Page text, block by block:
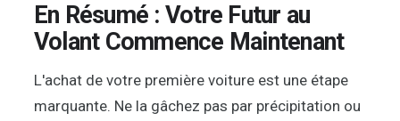
En Résumé : Votre Futur au
Volant Commence Maintenant
L'achat de votre première voiture est une étape
marquante. Ne la gâchez pas par précipitation ou